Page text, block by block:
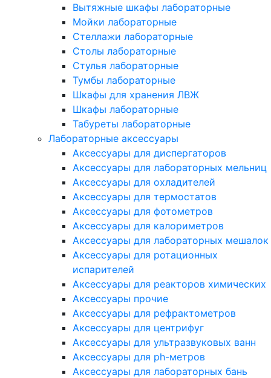
Вытяжные шкафы лабораторные
Мойки лабораторные
Стеллажи лабораторные
Столы лабораторные
Стулья лабораторные
Тумбы лабораторные
Шкафы для хранения ЛВЖ
Шкафы лабораторные
Табуреты лабораторные
Лабораторные аксессуары
Аксессуары для диспергаторов
Аксессуары для лабораторных мельниц
Аксессуары для охладителей
Аксессуары для термостатов
Аксессуары для фотометров
Аксессуары для калориметров
Аксессуары для лабораторных мешалок
Аксессуары для ротационных
испарителей
Аксессуары для реакторов химических
Аксессуары прочие
Аксессуары для рефрактометров
Аксессуары для центрифуг
Аксессуары для ультразвуковых ванн
Аксессуары для ph-метров
Аксессуары для лабораторных бань